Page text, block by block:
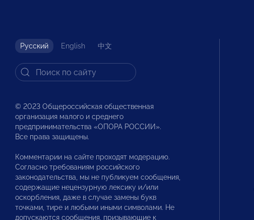
Русский English 中文
© 2023 Общероссийская общественная
организация малого и среднего
предпринимательства «ОПОРА РОССИИ».
Все права защищены.
Комментарии на сайте проходят модерацию.
Согласно требованиям российского
законодательства, мы не публикуем сообщения,
содержащие нецензурную лексику и/или
оскорбления, даже в случае замены букв
точками, тире и любыми иными символами. Не
допускаются сообщения, призывающие к